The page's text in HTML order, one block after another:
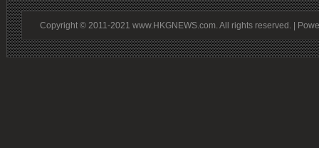
Copyright © 2011-2021 www.HKGNEWS.com. All rights reserved. |